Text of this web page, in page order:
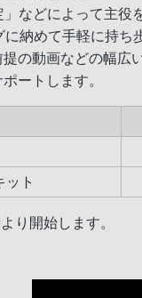
などによって主役
納めて手軽に持
の動画などの幅
ートします。
ット
り開始します。